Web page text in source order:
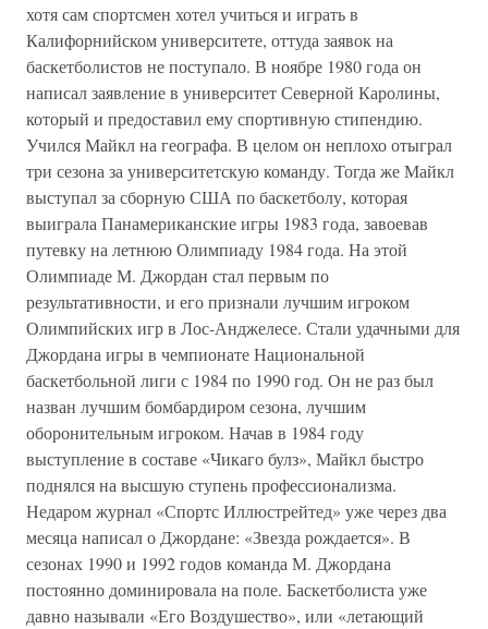
хотя сам спортсмен хотел учиться и играть в
Калифорнийском университете, оттуда заявок на
баскетболистов не поступало. В ноябре 1980 года он
написал заявление в университет Северной Каролины,
который и предоставил ему спортивную стипендию.
Учился Майкл на географа. В целом он неплохо отыграл
три сезона за университетскую команду. Тогда же Майкл
выступал за сборную США по баскетболу, которая
выиграла Панамериканские игры 1983 года, завоевав
путевку на летнюю Олимпиаду 1984 года. На этой
Олимпиаде М. Джордан стал первым по
результативности, и его признали лучшим игроком
Олимпийских игр в Лос-Анджелесе. Стали удачными для
Джордана игры в чемпионате Национальной
баскетбольной лиги с 1984 по 1990 год. Он не раз был
назван лучшим бомбардиром сезона, лучшим
оборонительным игроком. Начав в 1984 году
выступление в составе «Чикаго булз», Майкл быстро
поднялся на высшую ступень профессионализма.
Недаром журнал «Спортс Иллюстрейтед» уже через два
месяца написал о Джордане: «Звезда рождается». В
сезонах 1990 и 1992 годов команда М. Джордана
постоянно доминировала на поле. Баскетболиста уже
давно называли «Его Воздушество», или «летающий